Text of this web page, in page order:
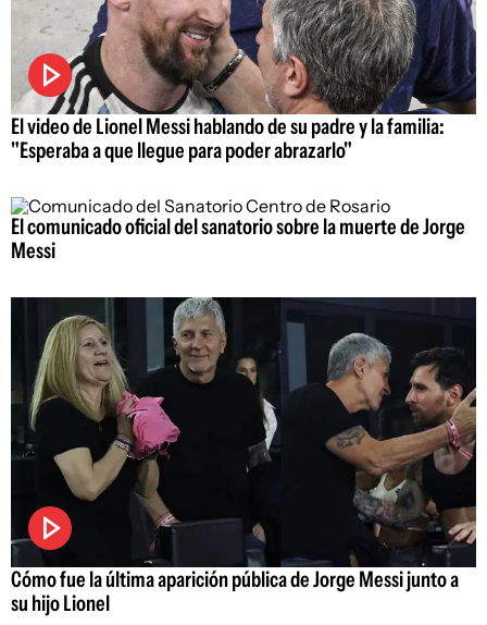
El video de Lionel Messi hablando de su padre y la familia:
"Esperaba a que llegue para poder abrazarlo"
El comunicado oficial del sanatorio sobre la muerte de Jorge
Messi
Cómo fue la última aparición pública de Jorge Messi junto a
su hijo Lionel